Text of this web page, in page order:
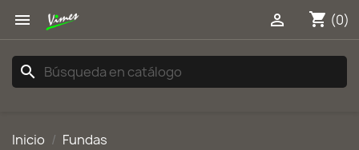
 shopping_cart (0)

search
Inicio Fundas